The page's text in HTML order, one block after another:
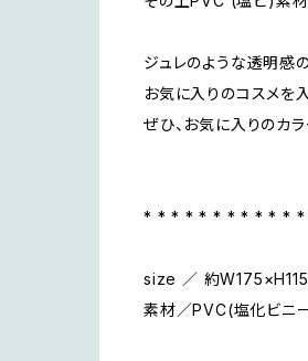
ジュレのような透明感
お気に入りのコスメを
ぜひ、お気に入りのカ
* * * * * * * * * * *
size ／ 約
素材／PVC(塩化ビニ